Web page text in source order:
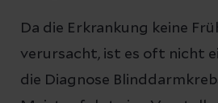
Da die Erkrankung keine
verursacht, ist es oft nicht
die Diagnose